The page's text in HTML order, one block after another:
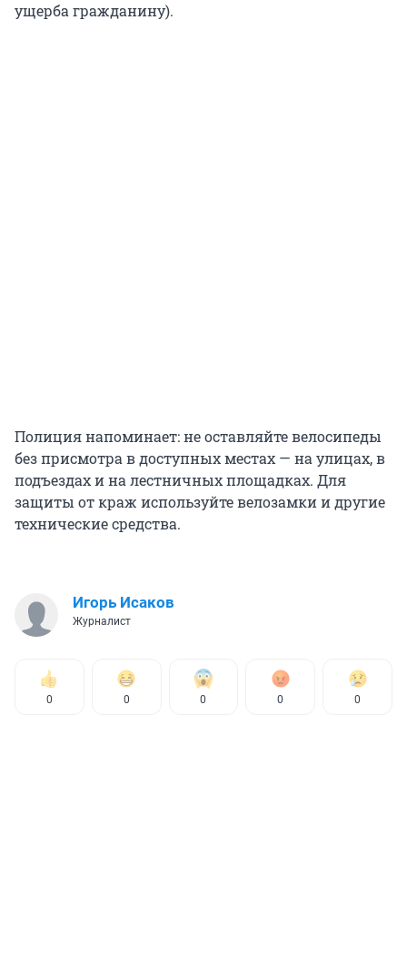
ущерба гражданину).
Полиция напоминает: не оставляйте велосипеды
без присмотра в доступных местах — на улицах, в
подъездах и на лестничных площадках. Для
защиты от краж используйте велозамки и другие
технические средства.
Игорь Исаков
Журналист
0 0 0 0 0